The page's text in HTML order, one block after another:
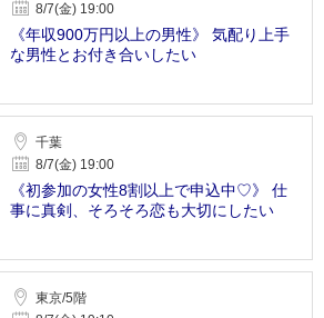
8/7(金) 19:00
《年収900万円以上の男性》 気配り上手
な男性とお付き合いしたい
千葉
8/7(金) 19:00
《初参加の女性8割以上で申込中♡》 仕
事に真剣、そろそろ恋も大切にしたい
東京/5階